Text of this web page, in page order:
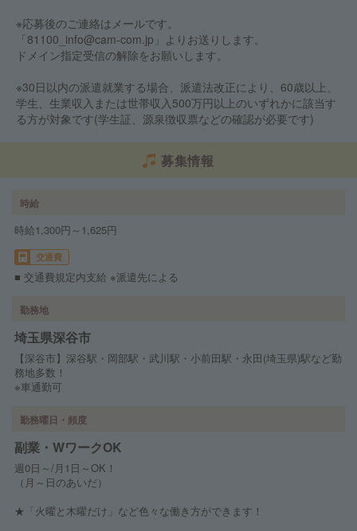
※応募後のご連絡はメールです。
「81100_info@cam-com.jp」よりお送りします。
ドメイン指定受信の解除をお願いします。
※30日以内の派遣就業する場合、派遣法改正により、60歳以上、
学生、生業収入または世帯収入500万円以上のいずれかに該当す
る方が対象です(学生証、源泉徴収票などの確認が必要です)
募集情報
時給
時給1,300円～1,625円
交通費
■ 交通費規定内支給 ※派遣先による
勤務地
埼玉県深谷市
【深谷市】深谷駅・岡部駅・武川駅・小前田駅・永田(埼玉県)駅など勤
務地多数！
※車通勤可
勤務曜日・頻度
副業・WワークOK
週0日～/月1日～OK！
（月～日のあいだ）
★「火曜と木曜だけ」など色々な働き方ができます！